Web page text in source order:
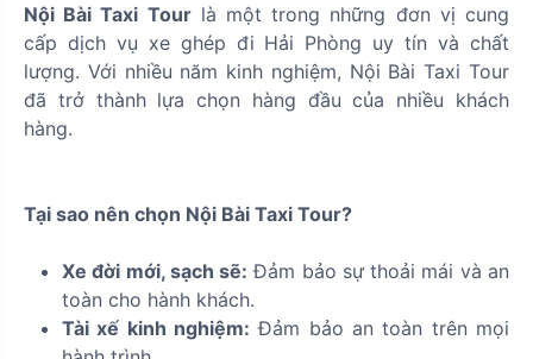
Nội Bài Taxi Tourlà một trong những đơn vị cung
cấp dịch vụ xe ghép đi Hải Phòng uy tín và chất
lượng. Với nhiều năm kinh nghiệm, Nội Bài Taxi Tour
đã trở thành lựa chọn hàng đầu của nhiều khách
hàng.
Tại sao nên chọn Nội Bài Taxi Tour?
Xe đời mới, sạch sẽ: Đảm bảo sự thoải mái và an
toàn cho hành khách.
Tài xế kinh nghiệm: Đảm bảo an toàn trên mọi